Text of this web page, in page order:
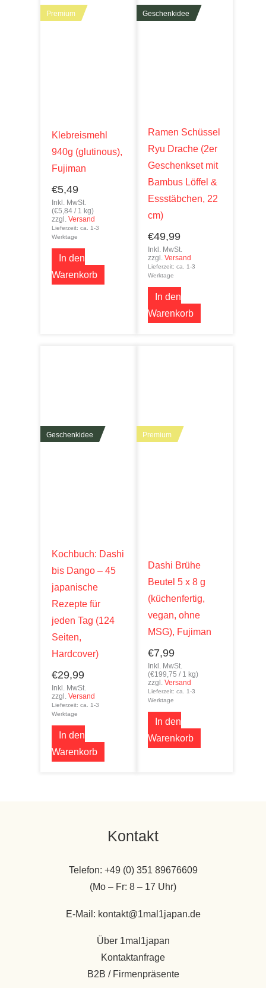
Premium
Klebreismehl
940g (glutinous),
Fujiman
€5,49
Inkl. MwSt.
(€5,84 / 1 kg)
zzgl.Versand
Lieferzeit: ca. 1-3
Werktage
In den
Warenkorb
Geschenkidee
Ramen Schüssel
Ryu Drache (2er
Geschenkset mit
Bambus Löffel &
Essstäbchen, 22
cm)
€49,99
Inkl. MwSt.
zzgl.Versand
Lieferzeit: ca. 1-3
Werktage
In den
Warenkorb
Geschenkidee
Kochbuch: Dashi
bis Dango – 45
japanische
Rezepte für
jeden Tag (124
Seiten,
Hardcover)
€29,99
Inkl. MwSt.
zzgl.Versand
Lieferzeit: ca. 1-3
Werktage
In den
Warenkorb
Premium
Dashi Brühe
Beutel 5 x 8 g
(küchenfertig,
vegan, ohne
MSG), Fujiman
€7,99
Inkl. MwSt.
(€199,75 / 1 kg)
zzgl.Versand
Lieferzeit: ca. 1-3
Werktage
In den
Warenkorb
Kontakt
Telefon: +49 (0) 351 89676609
(Mo – Fr: 8 – 17 Uhr)
E-Mail: kontakt@1mal1japan.de
Über 1mal1japan
Kontaktanfrage
B2B / Firmenpräsente